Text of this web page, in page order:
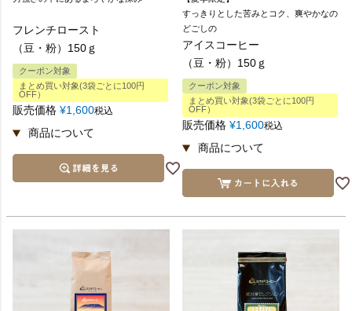
フレンチロースト
（豆・粉）150ｇ
クーポン対象
まとめ買い対象(3袋ごとに100円
OFF）
販売価格 ¥1,600税込
すっきりとした苦みとコク、爽やかなの
どごしの
アイスコーヒー
（豆・粉）150ｇ
クーポン対象
まとめ買い対象(3袋ごとに100円
OFF）
販売価格 ¥1,600税込